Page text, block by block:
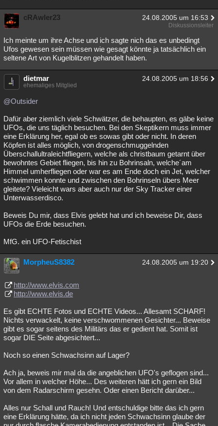
cRAwler23 24.08.2005 um 16:53
Diskussionsleiter
Ich meinte um ihre Achse und ich sagte nich das es unbedingt
Ufos gewesen sein müssen wie gesagt könnte ja tatsächlich ein
seltene Art von Kugelblitzen gehandelt haben.
dietmar 24.08.2005 um 18:56
ehemaliges Mitglied
@Outsider
Dafür aber ziemlich viele Schwätzer, die behaupten, es gäbe keine
UFOs, die uns täglich besuchen. Bei den Skeptikern muss immer
eine Erklärung her, egal ob es sowas gibt oder nicht. In deren
Köpfen ist alles möglich, von drogenschmuggelnden
Überschallultraleichtfliegern, welche als christbaum getarnt über
bewohntes Gebiet fliegen, bis hin zu Bohrinsaln, welche´am
Himmel umherfliegen oder war es am Ende doch ein Jet, welcher
schwimmen konnte und zwischen den Bohrinseln übers Meer
gleitete? Vieleicht wars aber auch nur der Sky Tracker einer
Unterwasserdisco.
Beweis Du mir, dass Elvis gelebt hat und ich beweise Dir, dass
UFOs die Erde besuchen.
MfG. ein UFO-Fetischist
MorpheuS8382 24.08.2005 um 19:20
http://www.elvis.com
http://www.elvis.de
Es gibt ECHTE Fotos und ECHTE Videos... Allesamt SCHARF!
Nichts verwackelt, keine verschwommenen Gesichter... Beweise
gibt es sogar seitens des Militärs das er gedient hat. Somit ist
sogar DIE Seite abgesichtert...
Noch so einen Schwachsinn auf Lager?
Ach ja, beweis mir mal da die angeblichen UFO's geflogen sind...
Vor allem in welcher Höhe... Des weiteren hätt ich gern ein Bild
von dem Radarschirm gesehn. Oder einen Bericht darüber...
Alles nur Schall und Rauch! Und entschuldige bitte das ich gern
eine Erklärung hätte, da ich nicht jeden Schwachsinn glaube der